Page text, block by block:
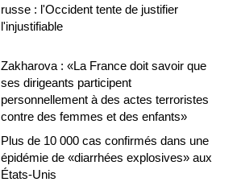
russe : l'Occident tente de justifier
l'injustifiable
Zakharova : «La France doit savoir que
ses dirigeants participent
personnellement à des actes terroristes
contre des femmes et des enfants»
Plus de 10 000 cas confirmés dans une
épidémie de «diarrhées explosives» aux
États-Unis